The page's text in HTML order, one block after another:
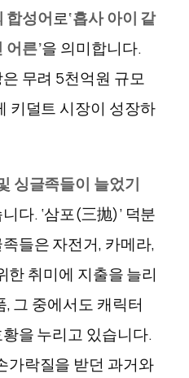
합성어로‘흡사 아이 같
어른’을 의미합니다.
무려 5천억원 규모
키덜트 시장이 성장하
싱글족들이 늘었기
다. ‘삼포(三抛)’ 덕분
들은 자전거, 카메라,
한 취미에 지출을 늘리
그 중에서도 캐릭터
을 누리고 있습니다.
가락질을 받던 과거와